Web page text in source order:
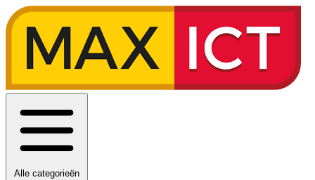
Alle categorieën